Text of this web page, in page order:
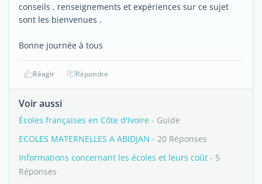
conseils , renseignements et expériences sur ce sujet
sont les bienvenues .
Bonne journée à tous
Réagir Répondre
Voir aussi
Écoles françaises en Côte d'Ivoire - Guide
ECOLES MATERNELLES A ABIDJAN - 20 Réponses
Informations concernant les écoles et leurs coût - 5
Réponses